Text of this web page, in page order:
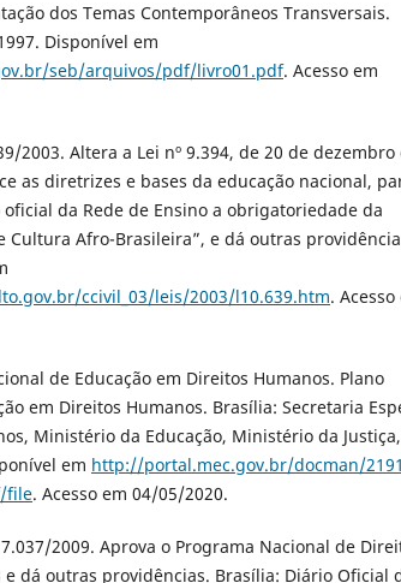
dos Temas Contemporâneos Transversais.
Disponível em
seb/arquivos/pdf/livro01.pdf. Acesso em
2003. Altera a Lei nº 9.394, de 20 de dezembro
as diretrizes e bases da educação nacional,
da Rede de Ensino a obrigatoriedade da
Cultura Afro-Brasileira”, e dá outras
ccivil_03/leis/2003/l10.639.htm. Acesso
de Educação em Direitos Humanos. Plano
em Direitos Humanos. Brasília: Secretaria
Ministério da Educação, Ministério da Justiça,
em http://portal.mec.gov.br/docman/
file. Acesso em 04/05/2020.
7.037/2009. Aprova o Programa Nacional de
e dá outras providências. Brasília: Diário Oficial